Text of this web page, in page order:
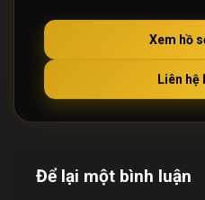
Xem hồ
Liên hệ
Để lại một bình luận